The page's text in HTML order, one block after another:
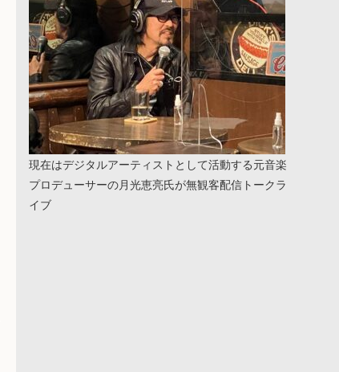
現在はデジタルアーティストとして活動する元音楽
プロデューサーの月光恵亮氏が無観客配信トークラ
イブ